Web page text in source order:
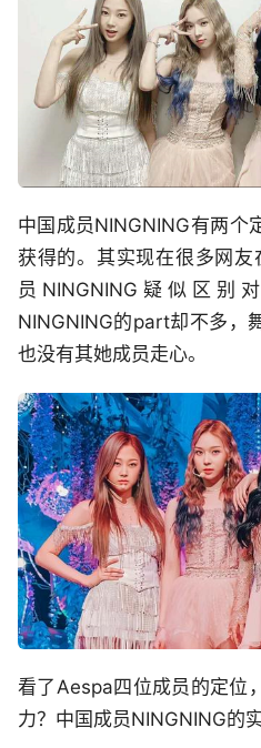
中国成员NINGNING有两个
获得的。其实现在很多网
员NINGNING疑似区别
NINGNING的part却不多，
也没有其她成员走心。
看了Aespa四位成员的定位
力？中国成员NINGNING的